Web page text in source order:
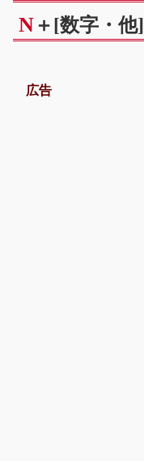
N＋[数字・他]
広告